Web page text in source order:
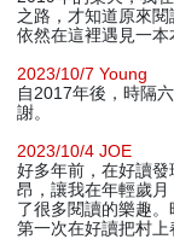
之路，才知道原來
依然在這裡遇見一本
2023/10/7 Young
自2017年後，時隔
謝。
2023/10/4 JOE
好多年前，在好讀
昂，讓我在年輕歲
了很多閱讀的樂趣
第一次在好讀把村